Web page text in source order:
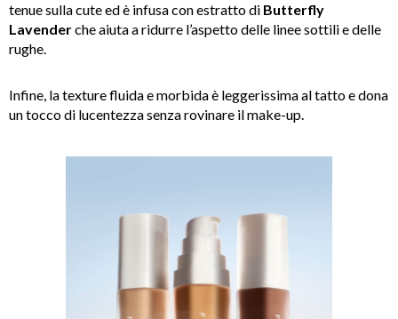
tenue sulla cute ed è infusa con estratto di Butterfly
Lavenderche aiuta a ridurre l’aspetto delle linee sottili e delle
rughe.
Infine, la texture fluida e morbida è leggerissima al tatto e dona
un tocco di lucentezza senza rovinare il make-up.